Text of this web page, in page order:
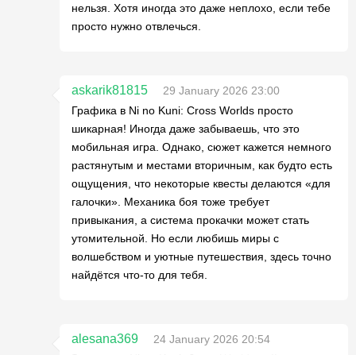
нельзя. Хотя иногда это даже неплохо, если тебе
просто нужно отвлечься.
askarik81815
29 January 2026 23:00
Графика в Ni no Kuni: Cross Worlds просто
шикарная! Иногда даже забываешь, что это
мобильная игра. Однако, сюжет кажется немного
растянутым и местами вторичным, как будто есть
ощущения, что некоторые квесты делаются «для
галочки». Механика боя тоже требует
привыкания, а система прокачки может стать
утомительной. Но если любишь миры с
волшебством и уютные путешествия, здесь точно
найдётся что-то для тебя.
alesana369
24 January 2026 20:54